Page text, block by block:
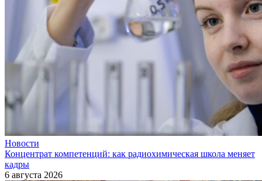
Новости
Концентрат компетенций: как радиохимическая школа меняет
кадры
6 августа 2026